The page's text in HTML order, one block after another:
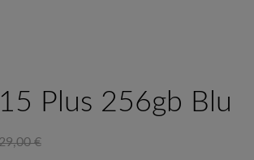
Plus 256gb Blu
€